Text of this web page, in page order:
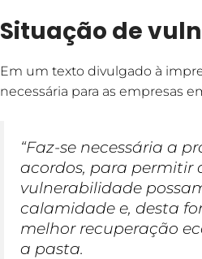
Situação de
Em um texto divulgado à
necessária para as empresas
“Faz-se necessária a
acordos, para permitir
vulnerabilidade
calamidade e, desta
melhor recuperação
a pasta.